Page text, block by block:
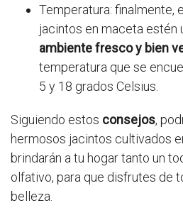
Temperatura: finalmente,
jacintos en maceta estén
ambiente fresco y bien
temperatura que se
5 y 18 grados Celsius.
Siguiendo estos consejos,
hermosos jacintos cultivados
brindarán a tu hogar tanto un
olfativo, para que disfrutes de
belleza.